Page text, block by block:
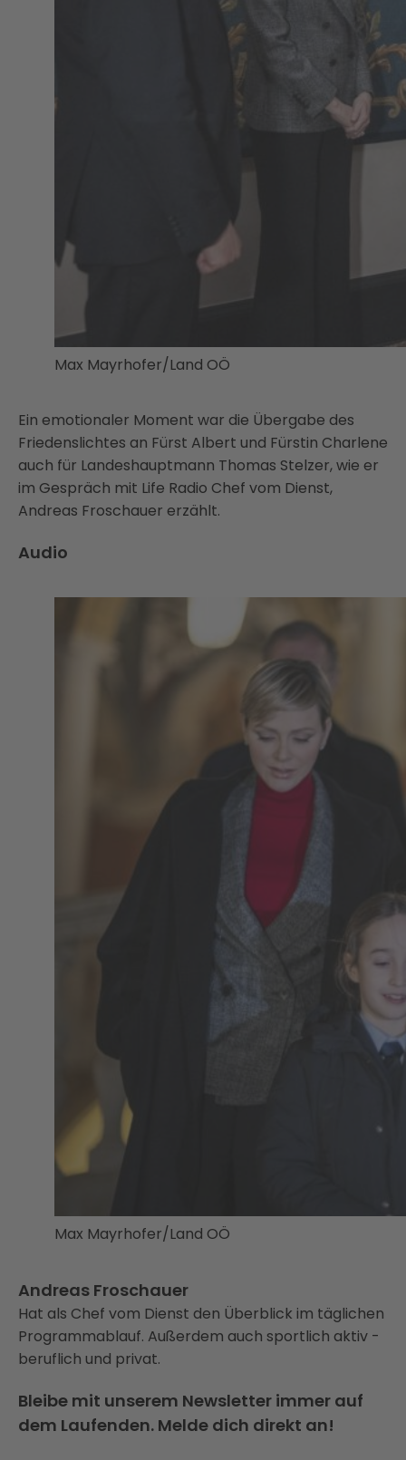
Max Mayrhofer/Land OÖ
Ein emotionaler Moment war die Übergabe des
Friedenslichtes an Fürst Albert und Fürstin Charlene
auch für Landeshauptmann Thomas Stelzer, wie er
im Gespräch mit Life Radio Chef vom Dienst,
Andreas Froschauer erzählt.
Audio
Max Mayrhofer/Land OÖ
Andreas Froschauer
Hat als Chef vom Dienst den Überblick im täglichen
Programmablauf. Außerdem auch sportlich aktiv -
beruflich und privat.
Bleibe mit unserem Newsletter immer auf
dem Laufenden. Melde dich direkt an!